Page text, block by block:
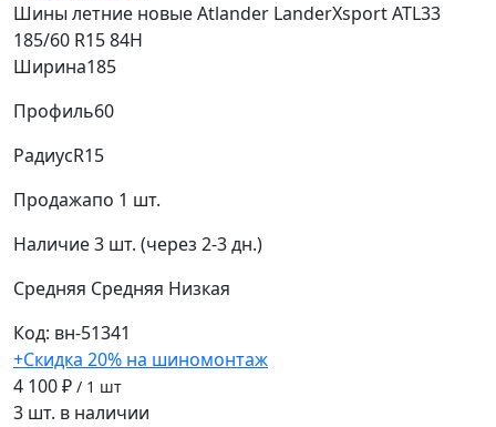
Шины летние новые Atlander LanderXsport ATL33
185/60 R15 84H
Ширина185
Профиль60
РадиусR15
Продажапо 1 шт.
Наличие3 шт. (через 2-3 дн.)
Средняя Средняя Низкая
Код: вн-51341
+Скидка 20% на шиномонтаж
4 100 ₽ / 1 шт
3 шт. в наличии